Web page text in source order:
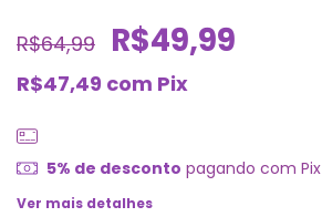
R$64,99 R$49,99
R$47,49 com Pix
5% de desconto pagando com Pix
Ver mais detalhes